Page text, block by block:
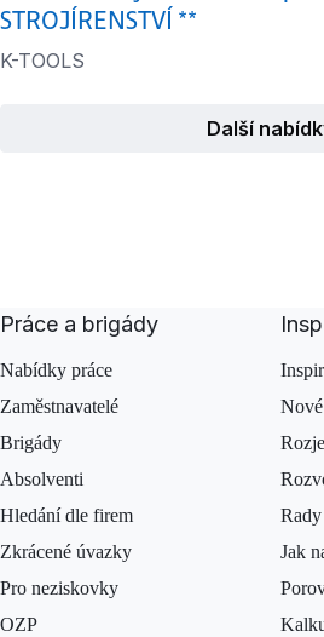
STROJÍRENSTVÍ **
K-TOOLS
Další
Práce a brigády
Nabídky práce
Zaměstnavatelé
Brigády
Absolventi
Hledání dle firem
Zkrácené úvazky
Pro neziskovky
OZP
Rady
Jak